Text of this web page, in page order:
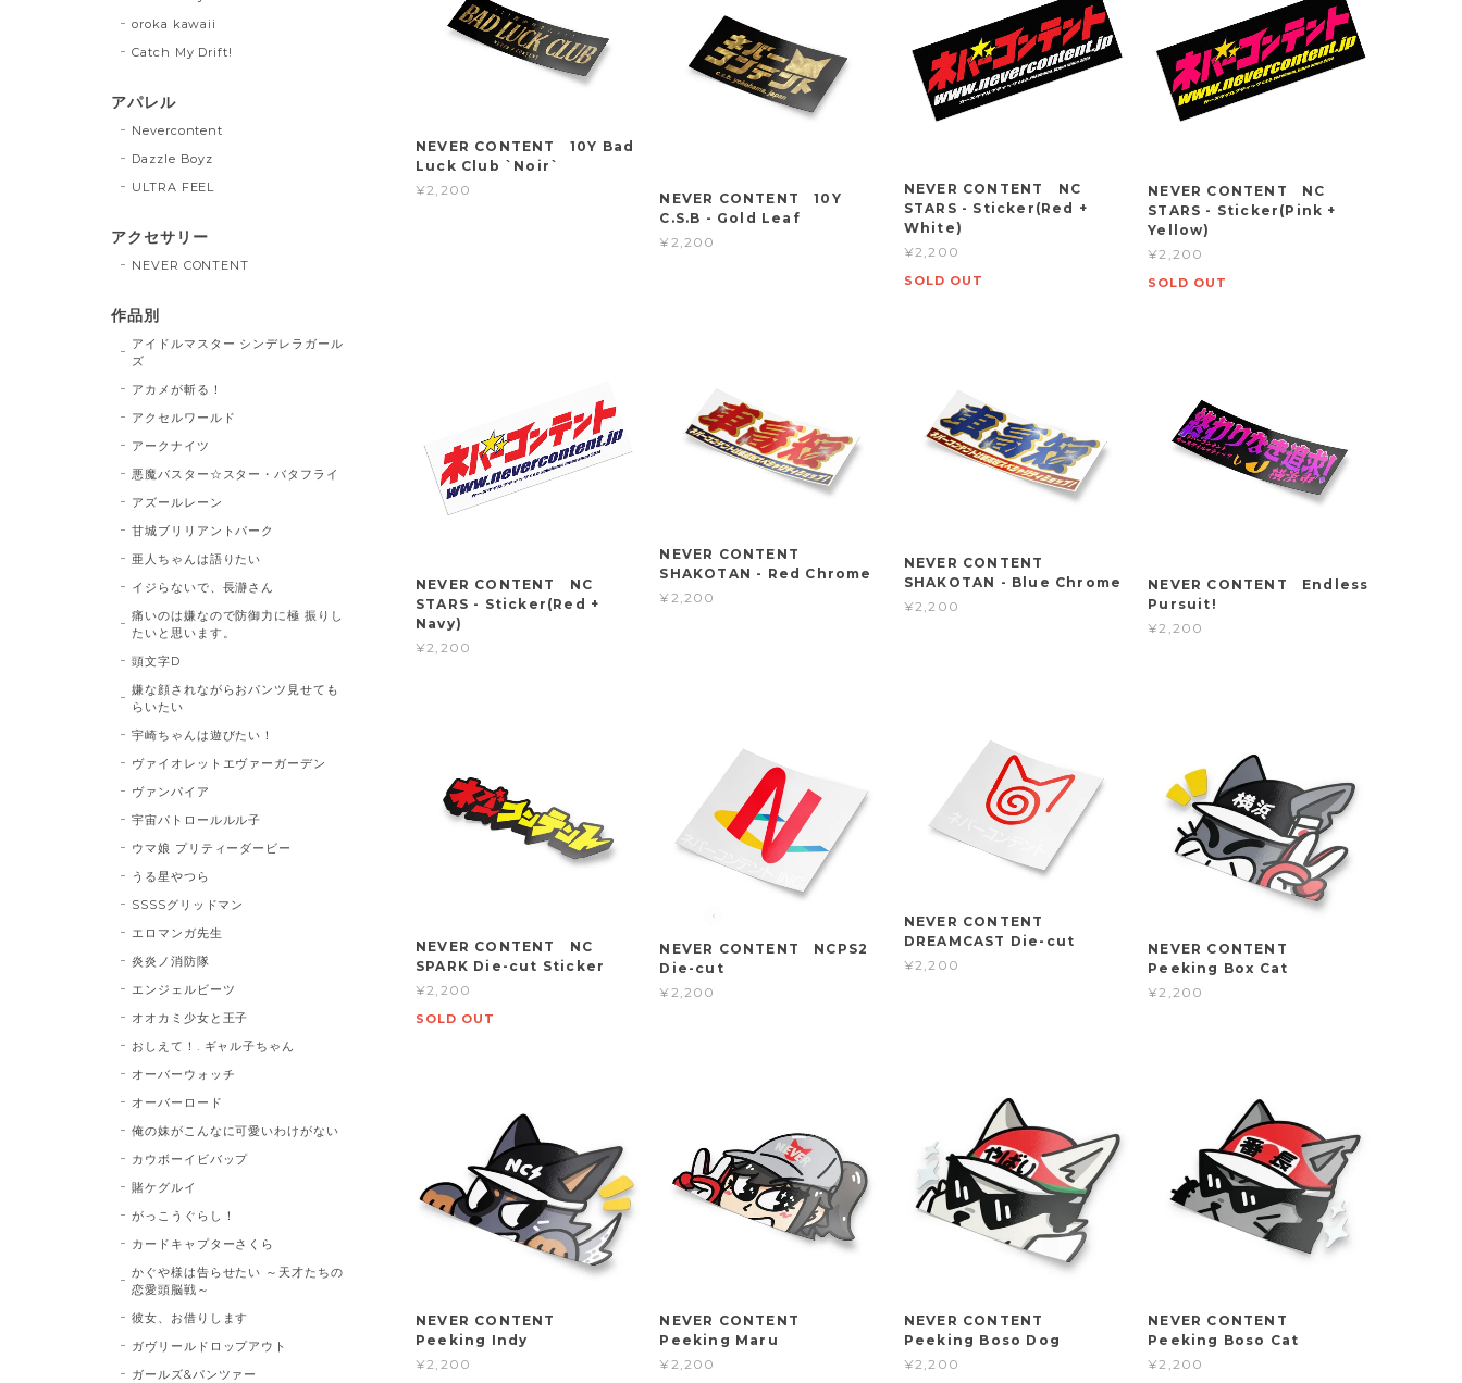
NEVER CONTENT 10Y Bad
Luck Club `Noir`
¥2,200
NEVER CONTENT 10Y
C.S.B - Gold Leaf
¥2,200
NEVER CONTENT NC
STARS - Sticker(Red +
White)
¥2,200
SOLD OUT
NEVER CONTENT NC
STARS - Sticker(Pink +
Yellow)
¥2,200
SOLD OUT
NEVER CONTENT NC
STARS - Sticker(Red +
Navy)
¥2,200
NEVER CONTENT
SHAKOTAN - Red Chrome
¥2,200
NEVER CONTENT
SHAKOTAN - Blue Chrome
¥2,200
NEVER CONTENT Endless
Pursuit!
¥2,200
NEVER CONTENT NC
SPARK Die-cut Sticker
¥2,200
SOLD OUT
NEVER CONTENT NCPS2
Die-cut
¥2,200
NEVER CONTENT
DREAMCAST Die-cut
¥2,200
NEVER CONTENT
Peeking Box Cat
¥2,200
NEVER CONTENT
Peeking Indy
¥2,200
NEVER CONTENT
Peeking Maru
¥2,200
NEVER CONTENT
Peeking Boso Dog
¥2,200
NEVER CONTENT
Peeking Boso Cat
¥2,200
oroka kawaii
Catch My Drift!
アパレル
Nevercontent
Dazzle Boyz
ULTRA FEEL
アクセサリー
NEVER CONTENT
作品別
アイドルマスター シンデレラガール
ズ
アカメが斬る！
アクセルワールド
アークナイツ
悪魔バスター☆スター・バタフライ
アズールレーン
甘城ブリリアントパーク
亜人ちゃんは語りたい
イジらないで、長瀞さん
痛いのは嫌なので防御力に極 振りし
たいと思います。
頭文字D
嫌な顔されながらおパンツ見せても
らいたい
宇崎ちゃんは遊びたい！
ヴァイオレットエヴァーガーデン
ヴァンパイア
宇宙パトロールルル子
ウマ娘 プリティーダービー
うる星やつら
SSSSグリッドマン
エロマンガ先生
炎炎ノ消防隊
エンジェルビーツ
オオカミ少女と王子
おしえて！. ギャル子ちゃん
オーバーウォッチ
オーバーロード
俺の妹がこんなに可愛いわけがない
カウボーイビバップ
賭ケグルイ
がっこうぐらし！
カードキャプターさくら
かぐや様は告らせたい ～天才たちの
恋愛頭脳戦～
彼女、お借りします
ガヴリールドロップアウト
ガールズ&パンツァー